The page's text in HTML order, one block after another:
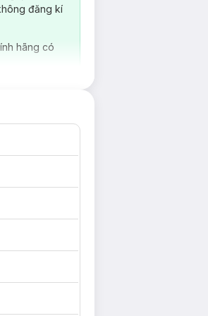
sách những
nước pháp
và hạn
đăng kí
hãng có